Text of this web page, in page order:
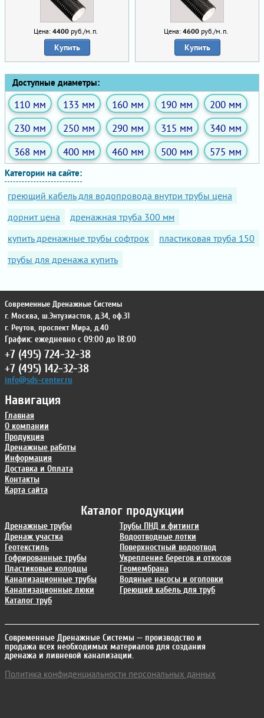
Цена: 4400руб./м.п.
Купить
Цена: 4600руб./м.п.
Купить
Доступные диаметры:
110 мм 133 мм 160 мм 190 мм
200 мм
230 мм
250 мм 290 мм 315 мм
340 мм
368 мм
400 мм 460 мм 500 мм 575 мм
Категории на сайте:
греющий кабель для водопровода внутри трубы цена
дорнит цена
дренажная труба 300 мм
купить дренажные трубы софтрок
пластиковая труба 150
трубы для дренажа купить
Каталог продукции
Дренажные трубы
Дренаж участка
Геотекстиль
Гофрированные трубы
Пластиковые колодцы
Канализационные трубы
Канализационные люки
Каталог труб
Трубы ПНД и фитинги
Водоотводные лотки
Поверхностный водоотвод
Укрепление берегов и откосов
Геомембрана
Водяные насосы и оголовки
Греющий кабель для труб
Навигация
Главная
О компании
Продукция
Дренажные работы
Информация
Доставка и Оплата
Контакты
Карта сайта
Современные Дренажные Системы
г. Москва, ш.Энтузиастов, д.34, оф.31
г. Реутов, проспект Мира, д.40
График: ежедневно с 09:00 до 18:00
+7 (495) 724-32-38
+7 (495) 142-32-38
info@sds-center.ru
Современные Дренажные Системы — производство и
продажа всех необходимых материалов для создания
дренажа и ливневой канализации.
Политика конфиденциальности персональных данных